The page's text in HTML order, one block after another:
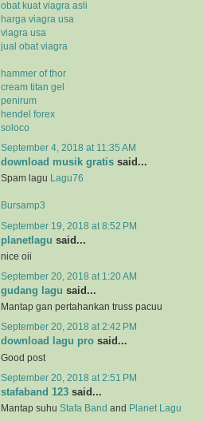
obat kuat viagra asli
harga viagra usa
viagra usa
jual obat viagra
hammer of thor
cream titan gel
penirum
hendel forex
soloco
September 4, 2018 at 11:35 AM
download musik gratis said...
Spam lagu Lagu76
Bursamp3
September 19, 2018 at 8:52 PM
planetlagu said...
nice oii
September 20, 2018 at 1:20 AM
gudang lagu said...
Mantap gan pertahankan truss pacuu
September 20, 2018 at 2:42 PM
download lagu pro said...
Good post
September 20, 2018 at 2:51 PM
stafaband 123 said...
Mantap suhu Stafa Band and Planet Lagu